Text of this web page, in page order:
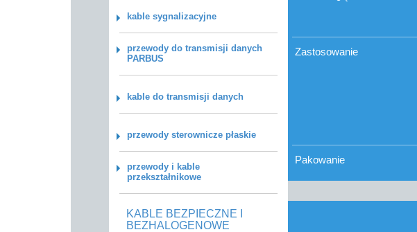
kable sygnalizacyjne
przewody do transmisji danych
PARBUS
kable do transmisji danych
przewody sterownicze płaskie
przewody i kable
przekształnikowe
KABLE BEZPIECZNE I
BEZHALOGENOWE
Zastosowanie
Pakowanie